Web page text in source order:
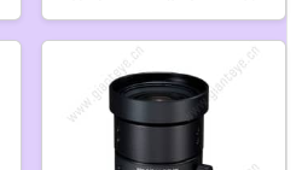
英寸 300万像素 IR C接
自动光圈变焦镜头带点
滤镜